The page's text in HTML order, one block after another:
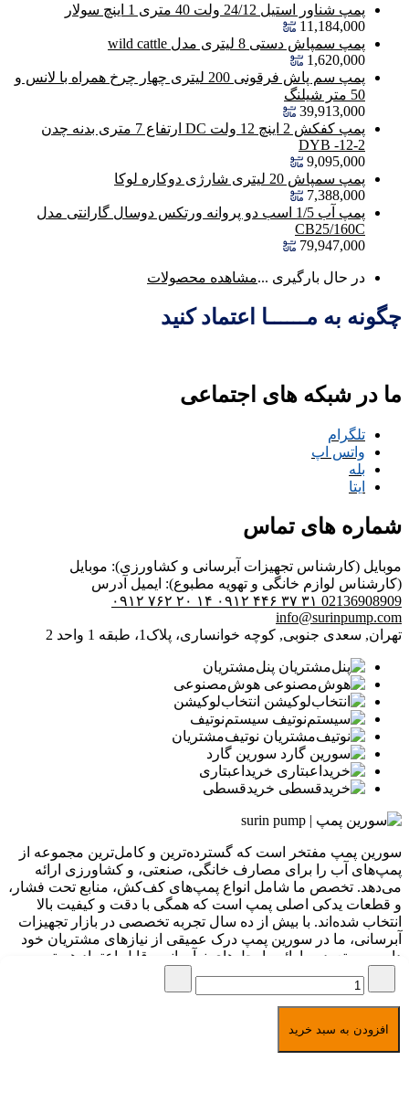
افزودن به سبد خرید
پمپ شناور استیل 24/12 ولت 40 متری 1 اینچ سولار
11,184,000
پمپ سمپاش دستی 8 لیتری مدل wild cattle
1,620,000
پمپ سم پاش فرقونی 200 لیتری چهار چرخ همراه با لانس و
50 متر شیلنگ
39,913,000
پمپ کفکش 2 اینچ 12 ولت DC ارتفاع 7 متری بدنه چدن
DYB -12-2
9,095,000
پمپ سمپاش 20 لیتری شارژی دوکاره لوکا
7,388,000
پمپ آب 1/5 اسب دو پروانه ورتکس دوسال گارانتی مدل
CB25/160C
79,947,000
در حال بارگیری ...مشاهده محصولات
چگونه به مــــــا اعتماد کنید
ما در شبکه های اجتماعی
تلگرام
واتس اپ
بله
ایتا
شماره های تماس
موبایل (کارشناس تجهیزات آبرسانی و کشاورزی): موبایل
(کارشناس لوازم خانگی و تهویه مطبوع): ایمیل آدرس
02136908909 ۰۹۱۲ ۴۴۶ ۳۷ ۳۱ ۰۹۱۲ ۷۶۲ ۲۰ ۱۴
info@surinpump.com
تهران, سعدی جنوبی, کوچه خوانساری، پلاک1، طبقه 1 واحد 2
پنل‌مشتریان
هوش‌مصنوعی
انتخاب‌لوکیشن
سیستم‌نوتیف
نوتیف‌مشتریان
سورین گارد
خرید‌اعبتاری
خرید‌قسطی
سورین پمپ مفتخر است که گسترده‌ترین و کامل‌ترین مجموعه از
پمپ‌های آب را برای مصارف خانگی، صنعتی، و کشاورزی ارائه
می‌دهد. تخصص ما شامل انواع پمپ‌های کف‌کش، منابع تحت فشار،
و قطعات یدکی اصلی پمپ است که همگی با دقت و کیفیت بالا
انتخاب شده‌اند. با بیش از ده سال تجربه تخصصی در بازار تجهیزات
آبرسانی، ما در سورین پمپ درک عمیقی از نیازهای مشتریان خود
داریم و متعهد به ارائه راه‌حل‌های نوآورانه و قابل اعتماد هستیم.
برگشت به بالا
امکان خرید به صورت